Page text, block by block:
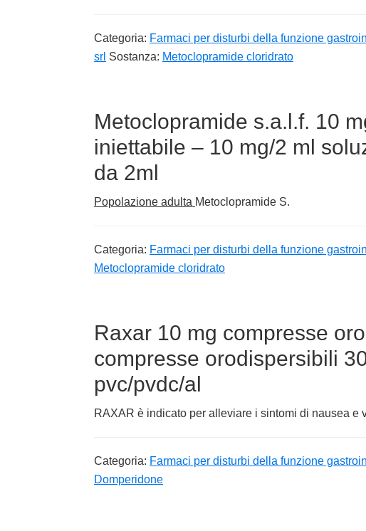
Categoria: Farmaci per disturbi della funzione
srl Sostanza: Metoclopramide cloridrato
Metoclopramide s.a.l.f. 10
iniettabile – 10 mg/2 ml
da 2ml
Popolazione adulta Metoclopramide S.
Categoria: Farmaci per disturbi della funzione
Metoclopramide cloridrato
Raxar 10 mg compresse
compresse orodispersibili
pvc/pvdc/al
RAXAR è indicato per alleviare i sintomi di nausea e
Categoria: Farmaci per disturbi della funzione
Domperidone